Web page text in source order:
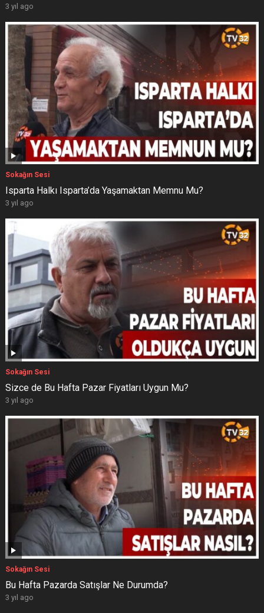
3 yıl ago
Sokağın Sesi
Isparta Halkı Isparta’da Yaşamaktan Memnu Mu?
3 yıl ago
Sokağın Sesi
Sizce de Bu Hafta Pazar Fiyatları Uygun Mu?
3 yıl ago
Sokağın Sesi
Bu Hafta Pazarda Satışlar Ne Durumda?
3 yıl ago